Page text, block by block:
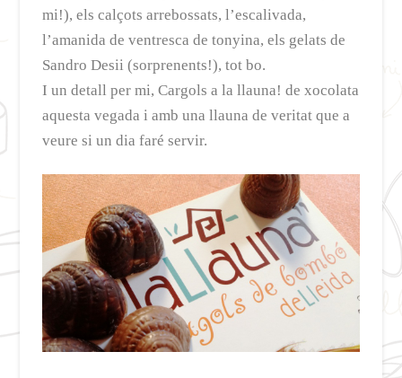
mi!), els calçots arrebossats, l’escalivada,
l’amanida de ventresca de tonyina, els gelats de
Sandro Desii (sorprenents!), tot bo.
I un detall per mi, Cargols a la llauna! de xocolata
aquesta vegada i amb una llauna de veritat que a
veure si un dia faré servir.